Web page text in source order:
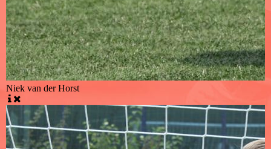
Niek van der Horst